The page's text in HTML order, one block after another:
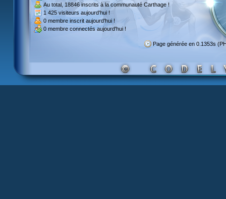
Au total, 18846 inscritsà la communauté Carthage !
1 425 visiteurs aujourd'hui !
0 membre inscrit aujourd'hui !
0 membre connectés aujourd'hui !
Page générée en 0.1353s